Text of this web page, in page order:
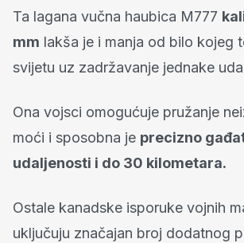
Ta lagana vučna haubica M777
mm lakša je i manja od bilo kojeg
svijetu uz zadržavanje jednake
Ona vojsci omogućuje pružanje
moći i sposobna je precizno
udaljenosti i do 30 kilometara.
Ostale kanadske isporuke vojnih
uključuju značajan broj dodatnog